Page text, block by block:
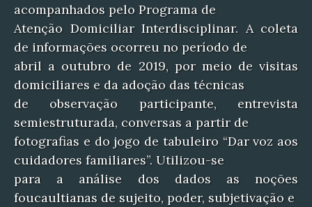
acompanhados pelo Programa de
Atenção Domiciliar Interdisciplinar. A coleta
de informações ocorreu no período de
abril a outubro de 2019, por meio de visitas
domiciliares e da adoção das técnicas
de observação participante, entrevista
semiestruturada, conversas a partir de
fotografias e do jogo de tabuleiro “Dar voz aos
cuidadores familiares”. Utilizou-se
para a análise dos dados as noções
foucaultianas de sujeito, poder, subjetivação e